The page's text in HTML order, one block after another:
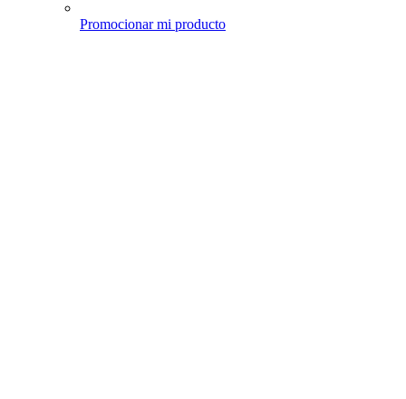
Promocionar mi producto